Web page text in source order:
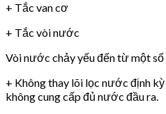
+ Tắc van cơ
+ Tắc vòi nước
Vòi nước chảy yếu đến từ một số
+ Không thay lõi lọc nước định
không cung cấp đủ nước đầu ra.